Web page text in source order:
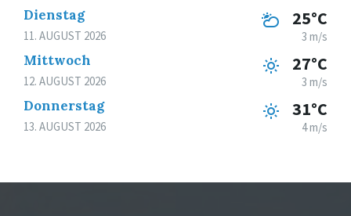
Dienstag
11. AUGUST 2026
25°C
3 m/s
Mittwoch
12. AUGUST 2026
27°C
3 m/s
Donnerstag
13. AUGUST 2026
31°C
4 m/s